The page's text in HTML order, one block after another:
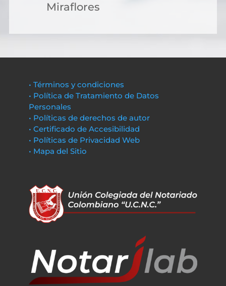
Miraflores
• Términos y condiciones
• Política de Tratamiento de Datos
Personales
• Políticas de derechos de autor
• Certificado de Accesibilidad
• Políticas de Privacidad Web
• Mapa del Sitio